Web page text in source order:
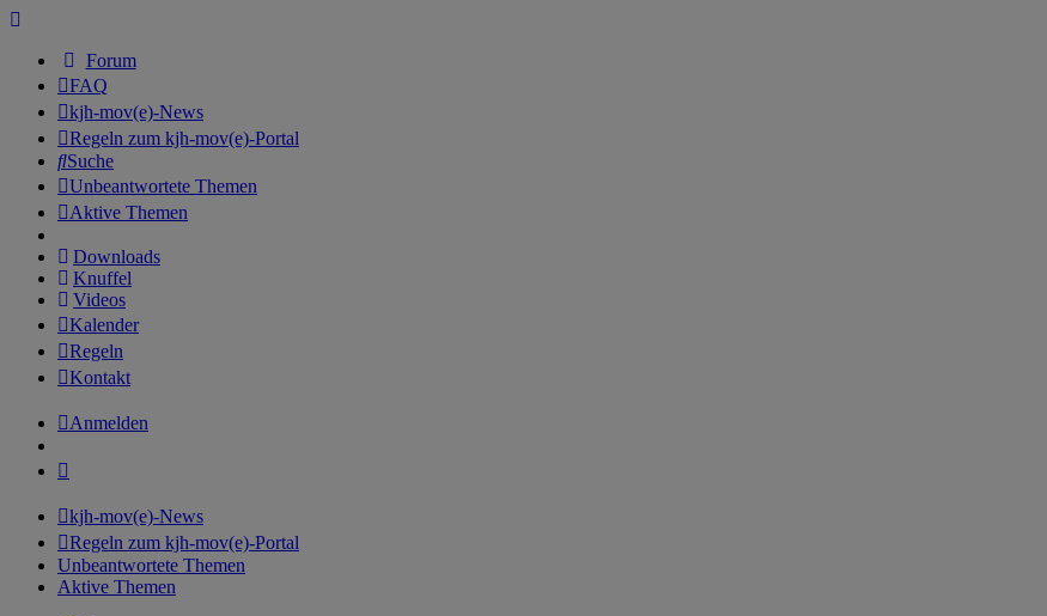
Forum
FAQ
kjh-mov(e)-News
Regeln zum kjh-mov(e)-Portal
Suche
Unbeantwortete Themen
Aktive Themen
Downloads
Knuffel
Videos
Kalender
Regeln
Kontakt
Anmelden
kjh-mov(e)-News
Regeln zum kjh-mov(e)-Portal
Unbeantwortete Themen
Aktive Themen